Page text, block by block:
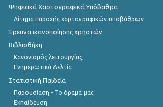
Ψηφιακά Χαρτογραφικά Υπόβαθρα
Αίτημα παροχής χαρτογραφικών υποβάθρων
Έρευνα ικανοποίησης χρηστών
Βιβλιοθήκη
Κανονισμός λειτουργίας
Ενημερωτικά Δελτία
Στατιστική Παιδεία
Παρουσίαση - Το όραμά μας
Εκπαίδευση